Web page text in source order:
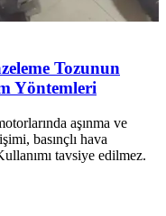
Tozunun
Yöntemleri
aşınma ve
basınçlı hava
tavsiye edilmez.